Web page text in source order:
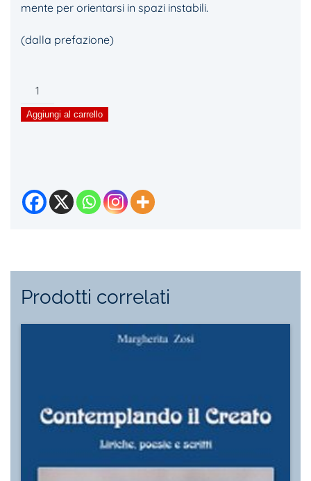
mente per orientarsi in spazi instabili.
(dalla prefazione)
Strade
–
inquietudini
contemporanee
Aggiungi al carrello
Prodotti correlati